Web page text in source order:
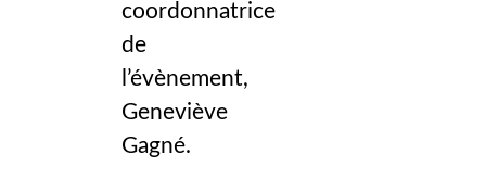
coordonnatrice
de
l’évènement,
Geneviève
Gagné.